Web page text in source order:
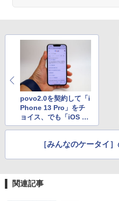
povo2.0を契約して「i
Phone 13 Pro」をチ
ョイス、でも「iOS 1
5」新機能“Safariのア
置に戻してしまいまし
［みんなのケータイ
関連記事